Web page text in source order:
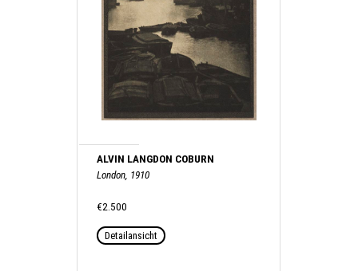
ALVIN LANGDON COBURN
London, 1910
€2.500
Detailansicht